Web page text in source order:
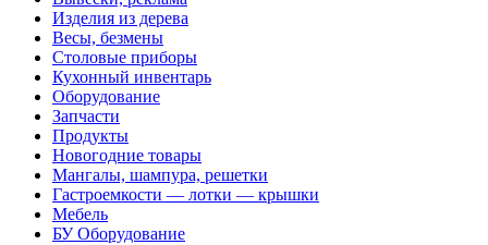
Изделия из дерева
Весы, безмены
Столовые приборы
Кухонный инвентарь
Оборудование
Запчасти
Продукты
Новогодние товары
Мангалы, шампура, решетки
Гастроемкости — лотки — крышки
Мебель
БУ Оборудование